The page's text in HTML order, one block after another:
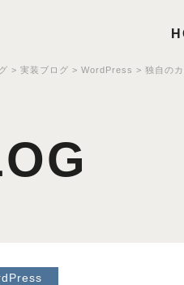
> 実装ブログ > WordPress > 独自の